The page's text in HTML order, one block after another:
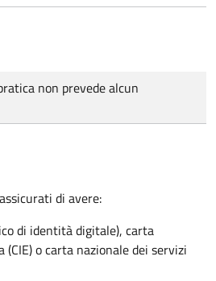
non prevede alcun
di avere:
di identità digitale), carta
o carta nazionale dei servizi